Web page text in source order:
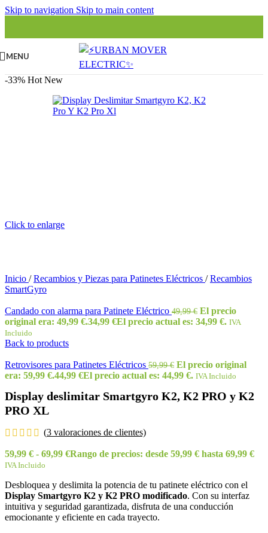
Skip to navigation Skip to main content
MENU
-33% Hot New
Click to enlarge
Inicio / Recambios y Piezas para Patinetes Eléctricos / Recambios
SmartGyro
Candado con alarma para Patinete Eléctrico 49,99€ El precio
original era: 49,99 €.34,99 €El precio actual es: 34,99 €. IVA
Incluido
Back to products
Retrovisores para Patinetes Eléctricos 59,99€ El precio original
era: 59,99 €.44,99 €El precio actual es: 44,99 €. IVA Incluido
Display deslimitar Smartgyro K2, K2 PRO y K2
PRO XL
(3 valoraciones de clientes)
59,99 € - 69,99 €Rango de precios: desde 59,99 € hasta 69,99 €
IVA Incluido
Desbloquea y deslimita la potencia de tu patinete eléctrico con el
Display Smartgyro K2 y K2 PRO modificado. Con su interfaz
intuitiva y seguridad garantizada, disfruta de una conducción
emocionante y eficiente en cada trayecto.